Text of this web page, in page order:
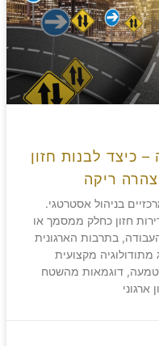
– כיצד לבנות חזון
ריקה
בניהול אסטרטגי.
חזון כחלק ממסמך או
בתרבות הארגונית
מקצועית
הטמעה, דוגמאות מהשטח
ארגוני